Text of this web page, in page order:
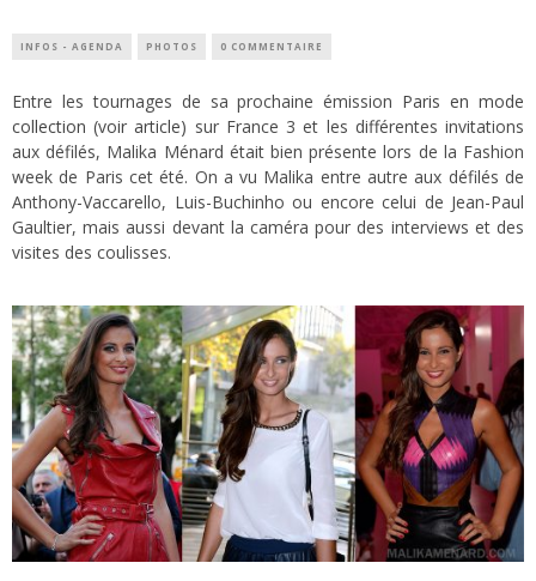
INFOS - AGENDA PHOTOS 0 COMMENTAIRE
Entre les tournages de sa prochaine émission Paris en mode
collection (voir article) sur France 3 et les différentes invitations
aux défilés, Malika Ménard était bien présente lors de la Fashion
week de Paris cet été. On a vu Malika entre autre aux défilés de
Anthony-Vaccarello, Luis-Buchinho ou encore celui de Jean-Paul
Gaultier, mais aussi devant la caméra pour des interviews et des
visites des coulisses.